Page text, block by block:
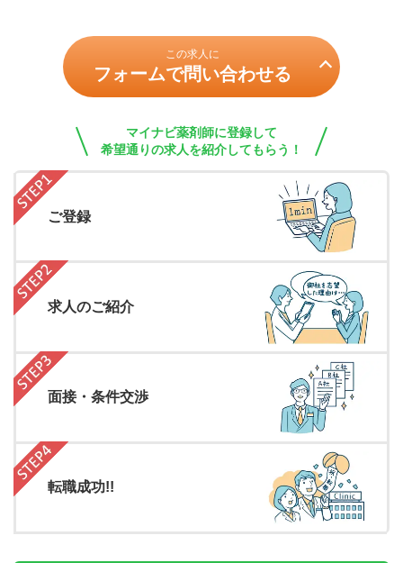
この求人に
フォームで問い合わせる
マイナビ薬剤師に登録して
希望通りの求人を紹介してもらう！
ご登録
求人のご紹介
面接・条件交渉
転職成功!!